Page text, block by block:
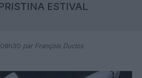
ESTIVAL
par François Duclos